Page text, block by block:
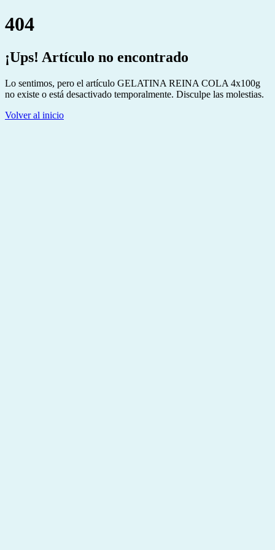
404
¡Ups! Artículo no encontrado
Lo sentimos, pero el artículo GELATINA REINA COLA 4x100g
no existe o está desactivado temporalmente. Disculpe las molestias.
Volver al inicio